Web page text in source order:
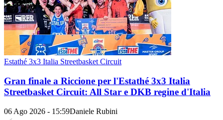
Estathé 3x3 Italia Streetbasket Circuit
Gran finale a Riccione per l'Estathé 3x3 Italia
Streetbasket Circuit: All Star e DKB regine d'Italia
06 Ago 2026 - 15:59Daniele Rubini